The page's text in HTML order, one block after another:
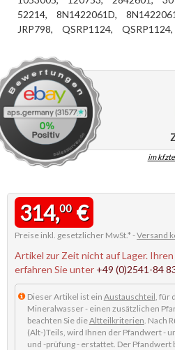
im
52214,
8N1422061D,
JRP798,
QSRP1124, QSRP1124,
314,00€
Preise inkl. gesetzlicher MwSt.* -Versand
Artikel zur Zeit nicht auf Lager.
erfahren Sie unter +49 (0)2541-84
Dieser Artikel ist ein Austauschteil , für
Mineralwasser - einen zusätzlichen
beachten Sie dieAltteilkriterien . Nach
(Alt-)Teils, wird Ihnen der Pfandwert -
und -prüfung - erstattet. Der Pfandwert